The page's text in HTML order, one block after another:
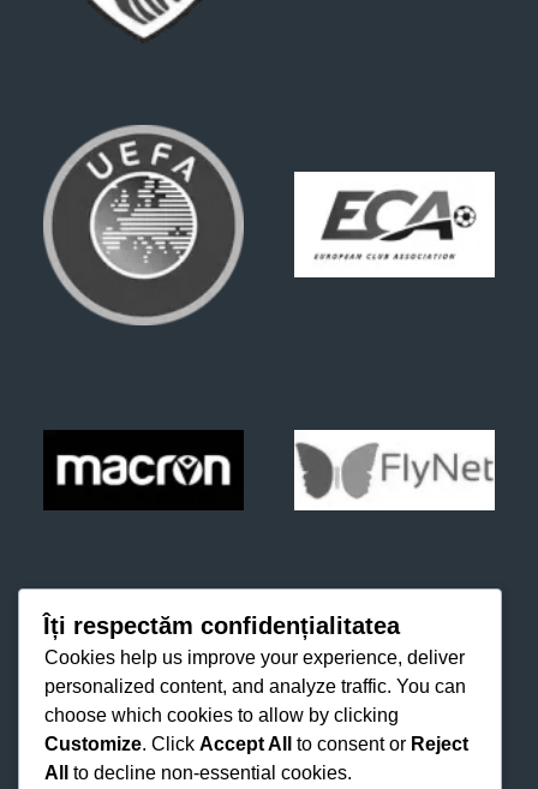
Îți respectăm confidențialitatea
Cookies help us improve your experience, deliver
personalized content, and analyze traffic. You can
choose which cookies to allow by clicking
Customize. Click Accept All to consent or Reject
All
to decline non-essential cookies.